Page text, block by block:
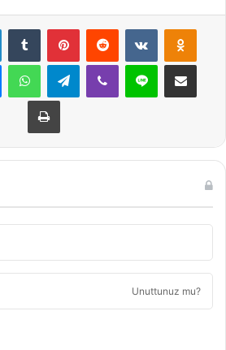
LinkedInTumblr PinterestReddit VKontakte
MessengerWhatsAppTelegramViber Line E-Posta ile
Yazdır
Unuttunuz mu?